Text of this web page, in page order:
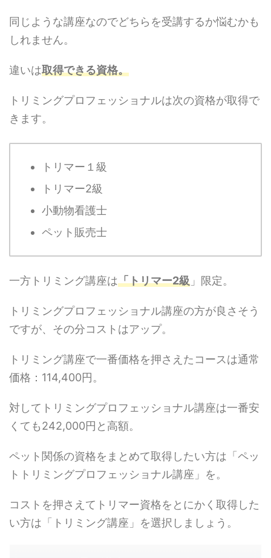
同じような講座なのでどちらを受講するか悩むかも
しれません。
違いは取得できる資格。
トリミングプロフェッショナルは次の資格が取得で
きます。
トリマー１級
トリマー2級
小動物看護士
ペット販売士
一方トリミング講座は「トリマー2級 」限定。
トリミングプロフェッショナル講座の方が良さそう
ですが、その分コストはアップ。
トリミング講座で一番価格を押さえたコースは通常
価格：114,400円。
対してトリミングプロフェッショナル講座は一番安
くても242,000円と高額。
ペット関係の資格をまとめて取得したい方は「ペッ
トトリミングプロフェッショナル講座」を。
コストを押さえてトリマー資格をとにかく取得した
い方は「トリミング講座」を選択しましょう。